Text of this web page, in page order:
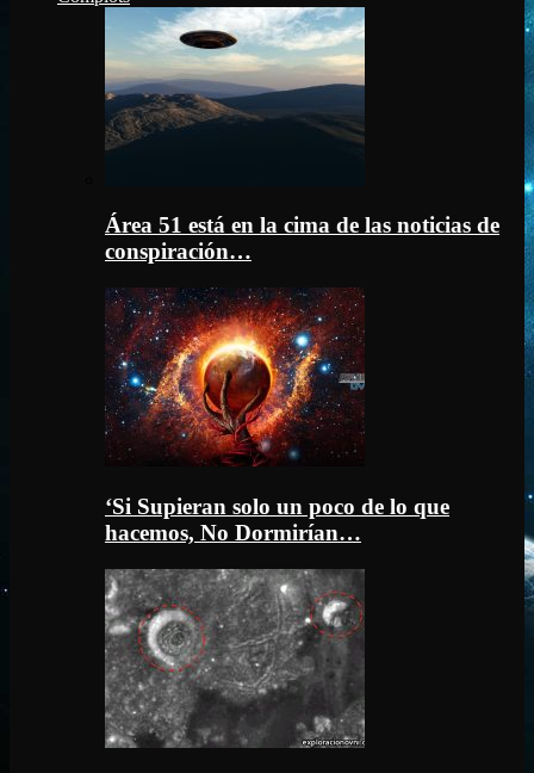
Área 51 está en la cima de las noticias de
conspiración…
‘Si Supieran solo un poco de lo que
hacemos, No Dormirían…